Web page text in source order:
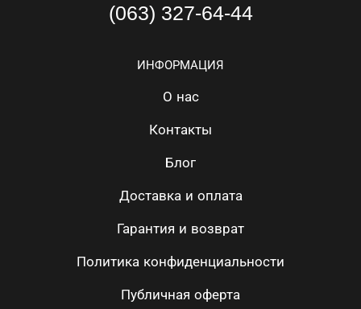
(063) 327-64-44
ИНФОРМАЦИЯ
О нас
Контакты
Блог
Доставка и оплата
Гарантия и возврат
Политика конфиденциальности
Публичная оферта